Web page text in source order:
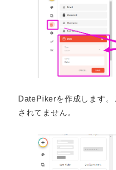
DatePikerを作成します
されてません。